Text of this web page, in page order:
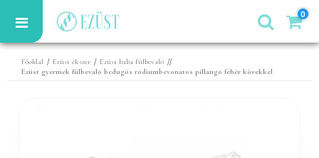
0
Főoldal / Ezüst ékszer / Ezüst baba fülbevaló //
Ezüst gyermek fülbevaló bedugós ródiumbevonatos pillangó fehér kövekkel